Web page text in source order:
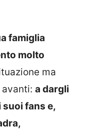
famiglia
molto
ma
a dargli
fans e,